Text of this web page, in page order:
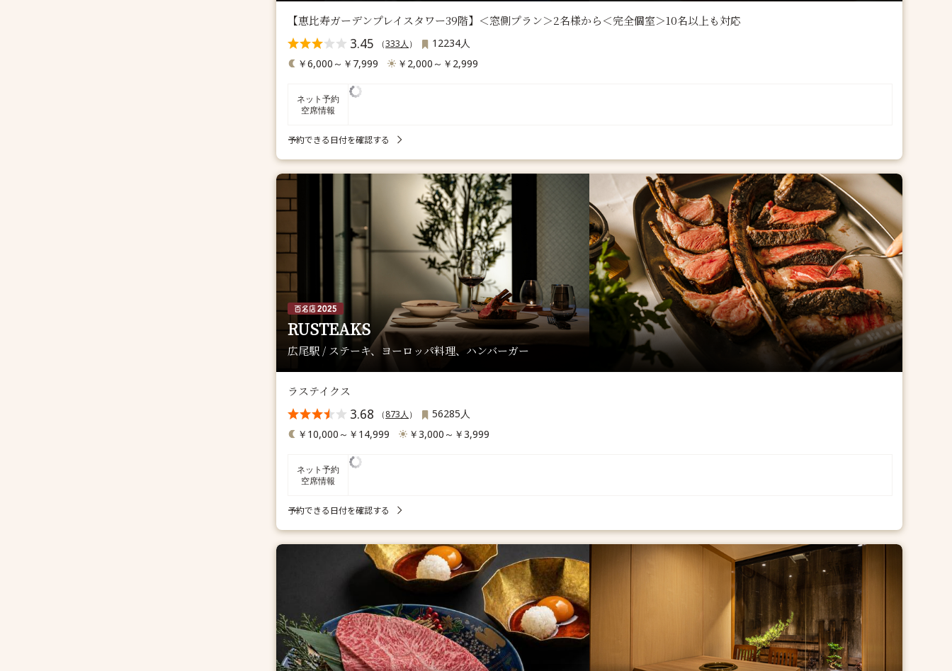
【恵比寿ガーデンプレイスタワー39階】＜窓側プラン＞2名様から＜完全個室＞10名以上も対応
3.45 （333人 ）
12234人
￥6,000～￥7,999
￥2,000～￥2,999
ネット予約
空席情報
予約できる日付を確認する
RUSTEAKS
広尾駅 / ステーキ、ヨーロッパ料理、ハンバーガー
ラステイクス
3.68 （873人 ）
56285人
￥10,000～￥14,999
￥3,000～￥3,999
ネット予約
空席情報
予約できる日付を確認する